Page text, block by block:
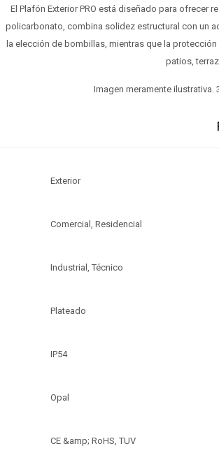
El Plafón Exterior PRO está diseñado para ofrecer
policarbonato, combina solidez estructural con un
la elección de bombillas, mientras que la
patios,
Imagen meramente
Exterior
Comercial, Residencial
Industrial, Técnico
Plateado
IP54
Opal
CE &amp; RoHS, TUV